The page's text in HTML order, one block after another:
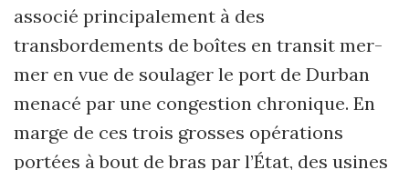
associé principalement à des
transbordements de boîtes en transit mer-
mer en vue de soulager le port de Durban
menacé par une congestion chronique. En
marge de ces trois grosses opérations
portées à bout de bras par l’État, des usines